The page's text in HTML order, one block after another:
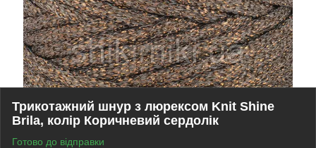
Трикотажний шнур з люрексом Knit Shine
Brila, колір Коричневий сердолік
Готово до відправки